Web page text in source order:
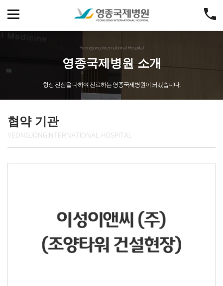
Yeongjong International Hospital
영종국제병원 소개
항상 진심을 다하여 진료하는 영종국제병원이 되겠습니다.
협약 기관
YEONGJONG INTERNATIONAL HOSPITAL